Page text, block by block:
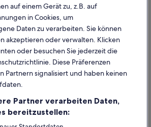
von Inhalten
auf einem Gerät zu, z.B. auf
in Cookies, um
Daten zu verarbeiten. Sie können
akzeptieren oder verwalten. Klicken
oder besuchen Sie jederzeit die
Diese Präferenzen
Partnern signalisiert und haben keinen
Partner verarbeiten Daten,
bereitzustellen: